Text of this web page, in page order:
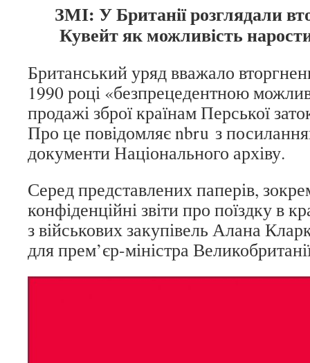
ЗМІ: У Британії розглядали
Кувейт як можливість
Британський уряд вважало
1990 році «безпрецедентною
продажі зброї країнам Перської
Про це повідомляє nbru з
документи Національного архіву.
Серед представлених паперів,
конфіденційні звіти про поїздку в
з військових закупівель Алана
для прем’єр-міністра